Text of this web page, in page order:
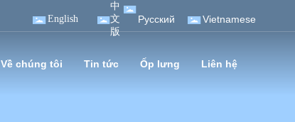
English
中
文
版
Pусский Vietnamese
Về chúng tôi Tin tức Ốp lưng Liên hệ